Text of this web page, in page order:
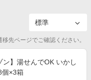
先ページでご確認ください。
ン】湯せんでOK いかし
個×3箱